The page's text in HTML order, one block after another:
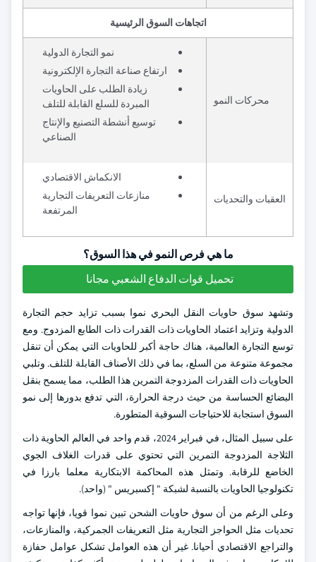
اتجاهات السوق الرئيسية
محركات النمو
نمو التجارة الدولية
ارتفاع صناعة التجارة الإلكترونية
زيادة الطلب على الحاويات
المبردة للسلع القابلة للتلف
توسيع أنشطة التصنيع والإنتاج
الصناعي
العقبات والتحديات
الانكماش الاقتصادي
منازعات التعريفات التجارية
المرتفعة
ما هي فرص النمو في هذا السوق؟
تحميل قوات الدفاع الشعبي مجانا
وتشهد سوق حاويات النقل البحري نموا بسبب تزايد حجم التجارة
الدولية وتزايد اعتماد الحاويات ذات القدرات ذات الطابع المزدوج. ومع
توسع التجارة العالمية، هناك حاجة أكبر للحاويات التي يمكن أن تنقل
مجموعة متنوعة من السلع، بما في ذلك الأصناف القابلة للتلف. وتلبي
الحاويات ذات القدرات المزدوجة التمرين هذا الطلب، مما يسمح بنقل
البضائع الحساسة من حيث درجة الحرارة، التي تدفع بدورها إلى نمو
السوق استجابة للاحتياجات السوقية المتطورة.
على سبيل المثال، في فبراير 2024، قدم واحد في العالم الحاوية ذات
الثلاجة المزدوجة التمرين التي تحتوي على قدرات الغلاف الجوي
الخاضع للرقابة. وتمثل هذه المحاكمة الابتكارية معلما بارزا في
تكنولوجيا الحاويات بالنسبة لشبكة " إكسبريس " (واحد).
وعلى الرغم من أن سوق حاويات الشحن تبين نموا قويا، فإنها تواجه
تحديات مثل الحواجز التجارية مثل التعريفات الجمركية، والمنازعات،
والتراجع الاقتصادي أحيانا. غير أن هذه العوامل تشكل عوامل حفازة